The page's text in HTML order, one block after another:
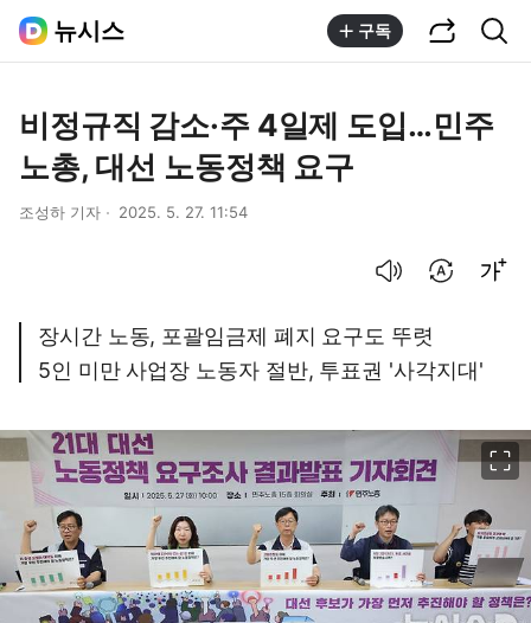
뉴시스 구독
비정규직 감소·주 4일제 도입…민주
노총, 대선 노동정책 요구
조성하 기자 2025. 5. 27. 11:54
장시간 노동, 포괄임금제 폐지 요구도 뚜렷
5인 미만 사업장 노동자 절반, 투표권 '사각지대'